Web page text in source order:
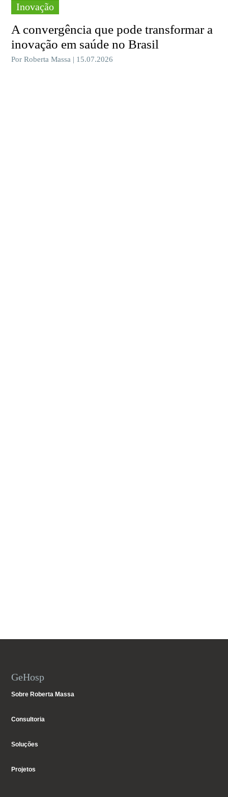
Inovação
A convergência que pode transformar a
inovação em saúde no Brasil
Por Roberta Massa | 15.07.2026
GeHosp
Sobre Roberta Massa
Consultoria
Soluções
Projetos